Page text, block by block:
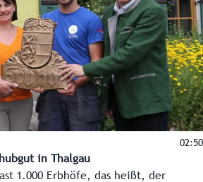
den insgesamt fünf Stationen am
Geschicklichkeit und Teamgeist
die Gewinner aus den
Mariapfarr und Bramberg.
02:50
in Thalgau
1.000 Erbhöfe, das heißt, der